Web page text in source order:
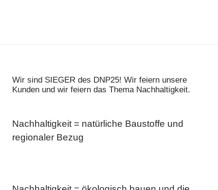
Wir sind SIEGER des DNP25! Wir feiern unsere
Kunden und wir feiern das Thema Nachhaltigkeit.
Nachhaltigkeit = natürliche Baustoffe und
regionaler Bezug